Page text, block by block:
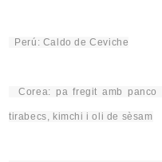
Perú: Caldo deCeviche
Corea: pa fregit amb panco
tirabecs, kimchi i oli de sèsam